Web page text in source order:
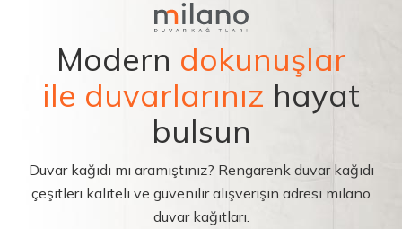
Modern dokunuşlar
ile duvarlarınız hayat
bulsun
Duvar kağıdı mı aramıştınız? Rengarenk duvar kağıdı
çeşitleri kaliteli ve güvenilir alışverişin adresi milano
duvar kağıtları.